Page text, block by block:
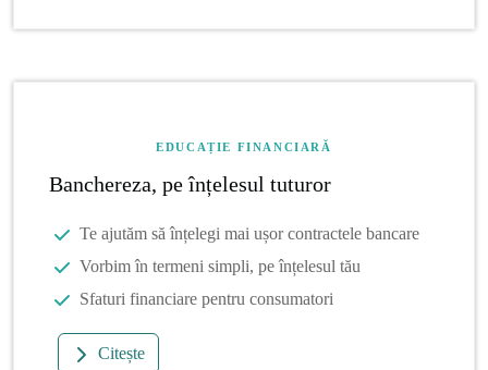
EDUCAȚIE FINANCIARĂ
Banchereza, pe înțelesul tuturor
Te ajutăm să înțelegi mai ușor contractele bancare
Vorbim în termeni simpli, pe înțelesul tău
Sfaturi financiare pentru consumatori
Citește